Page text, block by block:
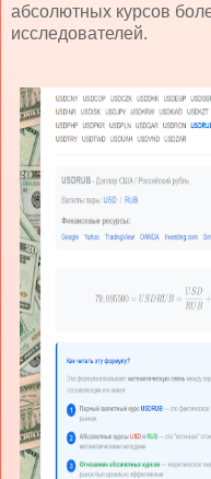
абсолютных курсов
исследователей.